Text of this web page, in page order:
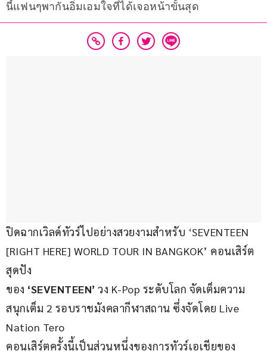
นี้แฟนๆพากันอิ่มเอมใจที่ได้เจอหน้าขั้นสุด
ปิดฉากเวิลด์ทัวร์ไปอย่างสวยงามสำหรับ ‘SEVENTEEN
[RIGHT HERE] WORLD TOUR IN BANGKOK’ คอนเสิร์ต
สุดปัง
ของ ‘SEVENTEEN’ วง K-Pop ระดับโลก จัดเต็มความ
สนุกเต็ม 2 รอบราชมังคลากีฬาสถาน ซึ่งจัดโดย Live
Nation Tero
คอนเสิร์ตครั้งนี้เป็นส่วนหนึ่งของการทัวร์เอเชียของ